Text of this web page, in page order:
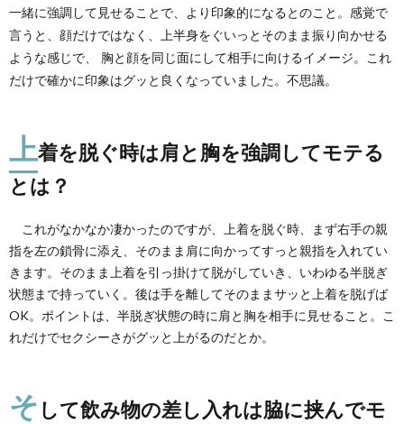
1.3.
そして
飲み物
の差し
入れは
は？
1.4.
こと。
一緒に強調して見せることで、より印象的になるとのこと。感覚で
言うと、顔だけではなく、上半身をぐいっとそのまま振り向かせる
ような感じで、 胸と顔を同じ面にして相手に向けるイメージ。これ
だけで確かに印象はグッと良くなっていました。不思議。
上着を脱ぐ時は肩と胸を強調してモテる
とは？
これがなかなか凄かったのですが、上着を脱ぐ時、まず右手の親
指を左の鎖骨に添え、そのまま肩に向かってすっと親指を入れてい
きます。そのまま上着を引っ掛けて脱がしていき、いわゆる半脱ぎ
状態まで持っていく。後は手を離してそのままサッと上着を脱げば
OK。ポイントは、半脱ぎ状態の時に肩と胸を相手に見せること。こ
れだけでセクシーさがグッと上がるのだとか。
そ して飲み物の差し入れは脇に挟んでモ